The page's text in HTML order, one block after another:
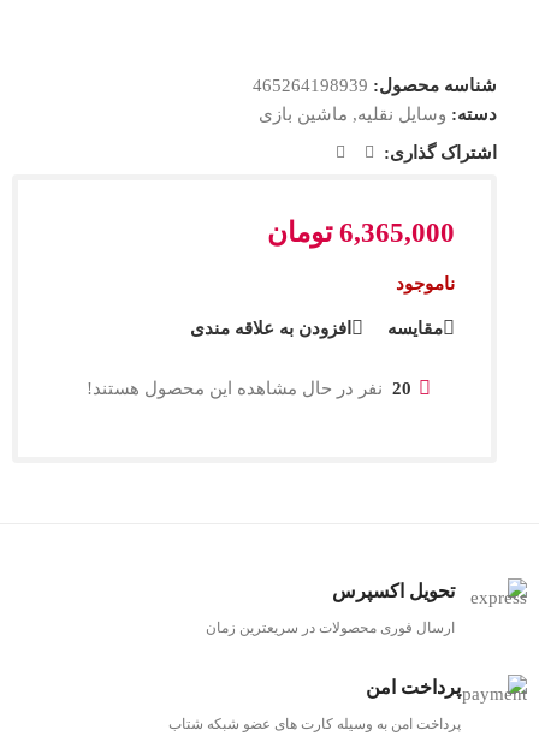
شناسه محصول: 465264198939
دسته: وسایل نقلیه, ماشین بازی
اشتراک گذاری:
6,365,000 تومان
ناموجود
مقایسه افزودن به علاقه مندی
20 نفر در حال مشاهده این محصول هستند!
تحویل اکسپرس
ارسال فوری محصولات در سریعترین زمان
پرداخت امن
پرداخت امن به وسیله کارت های عضو شبکه شتاب